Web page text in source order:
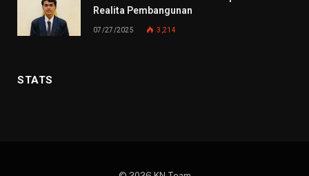
Realita Pembangunan
07/27/2025 3,214
STATS